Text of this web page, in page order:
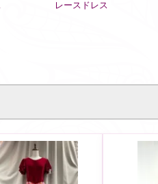
レースドレス